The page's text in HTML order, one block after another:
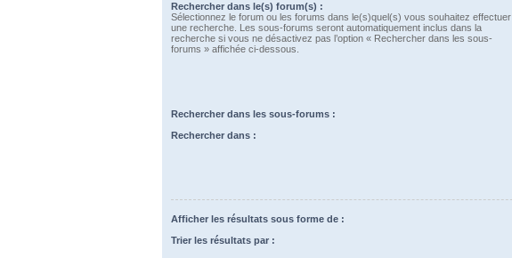
Rechercher dans le(s) forum(s) :
Sélectionnez le forum ou les forums dans le(s)quel(s) vous souhaitez effectuer
une recherche. Les sous-forums seront automatiquement inclus dans la
recherche si vous ne désactivez pas l’option « Rechercher dans les sous-
forums » affichée ci-dessous.
Rechercher dans les sous-forums :
Rechercher dans :
Afficher les résultats sous forme de :
Trier les résultats par :